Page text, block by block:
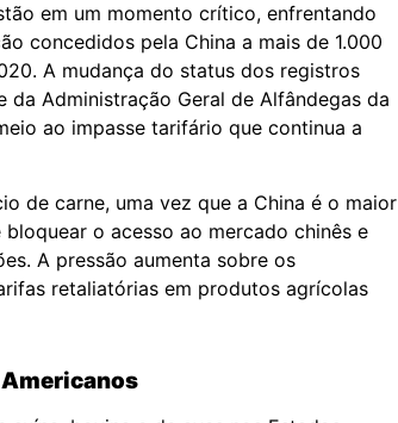
em um momento crítico, enfrentando
concedidos pela China a mais de 1.000
A mudança do status dos registros
da Administração Geral de Alfândegas da
ao impasse tarifário que continua a
de carne, uma vez que a China é o maior
o acesso ao mercado chinês e
A pressão aumenta sobre os
retaliatórias em produtos agrícolas